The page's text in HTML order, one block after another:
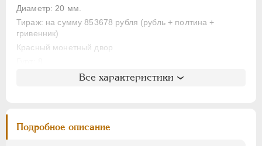
Диаметр: 20 мм.
Тираж: на сумму 853678 рубля (рубль + полтина +
гривенник)
Красный монетный двор
Уздеников: 0615 (черта с двумя точками)
Все характеристики
Подробное описание
ЕКАТЕРИНА I 1725-1727
ПЕТР II 1727-1729
АННА ИОАННОВНА
1741-1762
ПАВЕЛ I